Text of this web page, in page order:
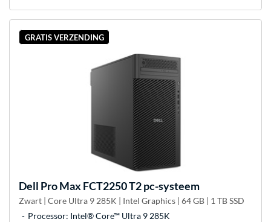
GRATIS VERZENDING
Dell Pro Max FCT2250 T2 pc-systeem
Zwart | Core Ultra 9 285K | Intel Graphics | 64 GB | 1 TB SSD
Processor: Intel® Core™ Ultra 9 285K